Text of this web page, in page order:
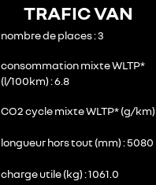
TRAFIC VAN
nombre de places 3
consommation mixte WLTP*
(l/100km) 6.8
CO2 cycle mixte WLTP* (g/km)
longueur hors tout (mm) 5080
charge utile (kg) 1061.0